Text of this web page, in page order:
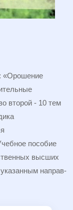
«Орошение
второй - 10 тем
пособие
высших
направ­